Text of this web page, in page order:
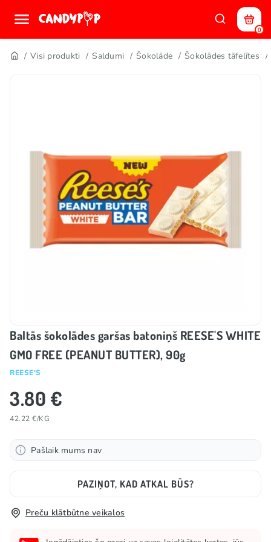
0
Visi produkti Saldumi Šokolāde Šokolādes tāfelītes
Baltās šokolādes garšas batoniņš REESE'S WHITE
GMO FREE (PEANUT BUTTER), 90g
REESE'S
3.80 €
42.22 €/KG
Pašlaik mums nav
PAZIŅOT, KAD ATKAL BŪS?
Preču klātbūtne veikalos